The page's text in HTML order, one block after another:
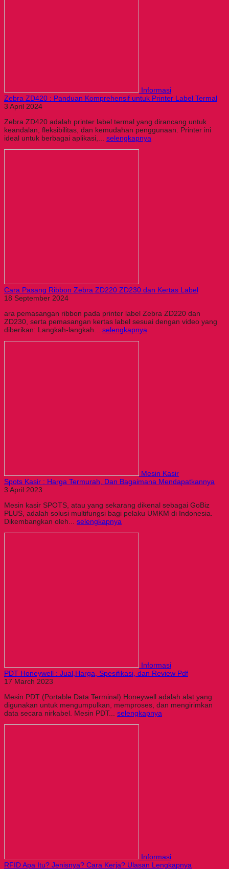
Informasi
Zebra ZD420 : Panduan Komprehensif untuk Printer Label Termal
3 April 2024
Zebra ZD420 adalah printer label termal yang dirancang untuk
keandalan, fleksibilitas, dan kemudahan penggunaan. Printer ini
ideal untuk berbagai aplikasi,... selengkapnya
Cara Pasang Ribbon Zebra ZD220 ZD230 dan Kertas Label
18 September 2024
ara pemasangan ribbon pada printer label Zebra ZD220 dan
ZD230, serta pemasangan kertas label sesuai dengan video yang
diberikan: Langkah-langkah... selengkapnya
Mesin Kasir
Spots Kasir : Harga Termurah, Dan Bagaimana Mendapatkannya
3 April 2023
Mesin kasir SPOTS, atau yang sekarang dikenal sebagai GoBiz
PLUS, adalah solusi multifungsi bagi pelaku UMKM di Indonesia.
Dikembangkan oleh... selengkapnya
Informasi
PDT Honeywell : Jual,Harga, Spesifikasi, dan Review Pdf
17 March 2023
Mesin PDT (Portable Data Terminal) Honeywell adalah alat yang
digunakan untuk mengumpulkan, memproses, dan mengirimkan
data secara nirkabel. Mesin PDT... selengkapnya
Informasi
RFID Apa Itu? Jenisnya? Cara Kerja? Ulasan Lengkapnya